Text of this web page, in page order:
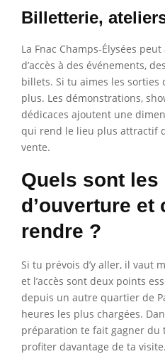
Billetterie,
La Fnac Champs-Élysées
d’accès à des événements,
billets. Si tu aimes les sorties
plus. Les démonstrations,
dédicaces ajoutent une
qui rend le lieu plus attractif
vente.
Quels sont les
d’ouverture et
rendre ?
Si tu prévois d’y aller, il vaut
et l’accès sont deux points
depuis un autre quartier de
heures les plus chargées.
préparation te fait gagner du
profiter davantage de ta visite.